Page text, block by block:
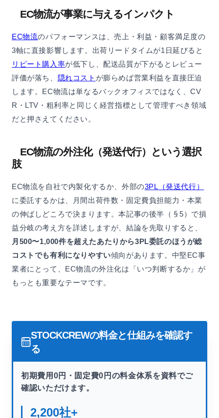
EC物流が事業に与えるインパクト
EC物流のパフォーマンスは、売上・利益・顧客満足度の
3軸に直接影響します。出荷リードタイムが1日延びると
リピート購入率が低下し、配送品質が下がるとレビュー
評価が落ち、 隠れコスト が膨らめば営業利益を直接圧迫
します。EC物流は単なるバックオフィスではなく、CV
R・LTV・粗利率と同じく経営指標として管理すべき領域
だと押さえてください。
EC物流の外注化（発送代行）という選択
肢
EC物流を自社で内製化するか、外部の3PL（発送代行）
に委託するかは、月間出荷件数・固定費負担能力・本業
の伸ばしどころで決まります。本記事の後半（§5）で損
益分岐の考え方を詳述しますが、結論を先取りすると、
月500〜1,000件を超えたあたりから3PL委託のほうが総
コストでも有利になりやすい傾向があります。中堅EC事
業者にとって、EC物流の外注化は「いつ判断するか」が
もっとも重要なテーマです。
STOCKCREWの料金と仕組みを確認す
る
初期費用0円・固定費0円の料金体系を資料でご
確認いただけます。
2,200社+